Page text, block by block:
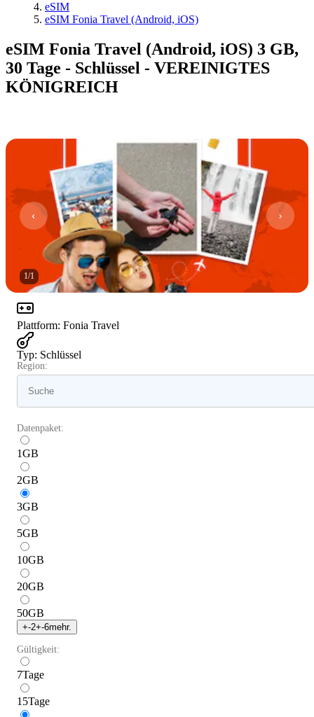
eSIM
eSIM Fonia Travel (Android, iOS)
eSIM Fonia Travel (Android, iOS) 3 GB,
30 Tage - Schlüssel - VEREINIGTES
KÖNIGREICH
1/1
Plattform: Fonia Travel
Typ: Schlüssel
Region:
Datenpaket:
1GB
2GB
3GB
5GB
10GB
20GB
50GB
+-2+-6mehr.
Gültigkeit:
7Tage
15Tage